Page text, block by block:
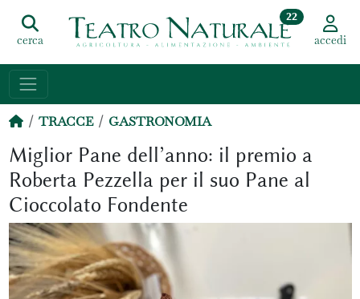
cerca
22
accedi
TRACCE GASTRONOMIA
Miglior Pane dell’anno: il premio a
Roberta Pezzella per il suo Pane al
Cioccolato Fondente